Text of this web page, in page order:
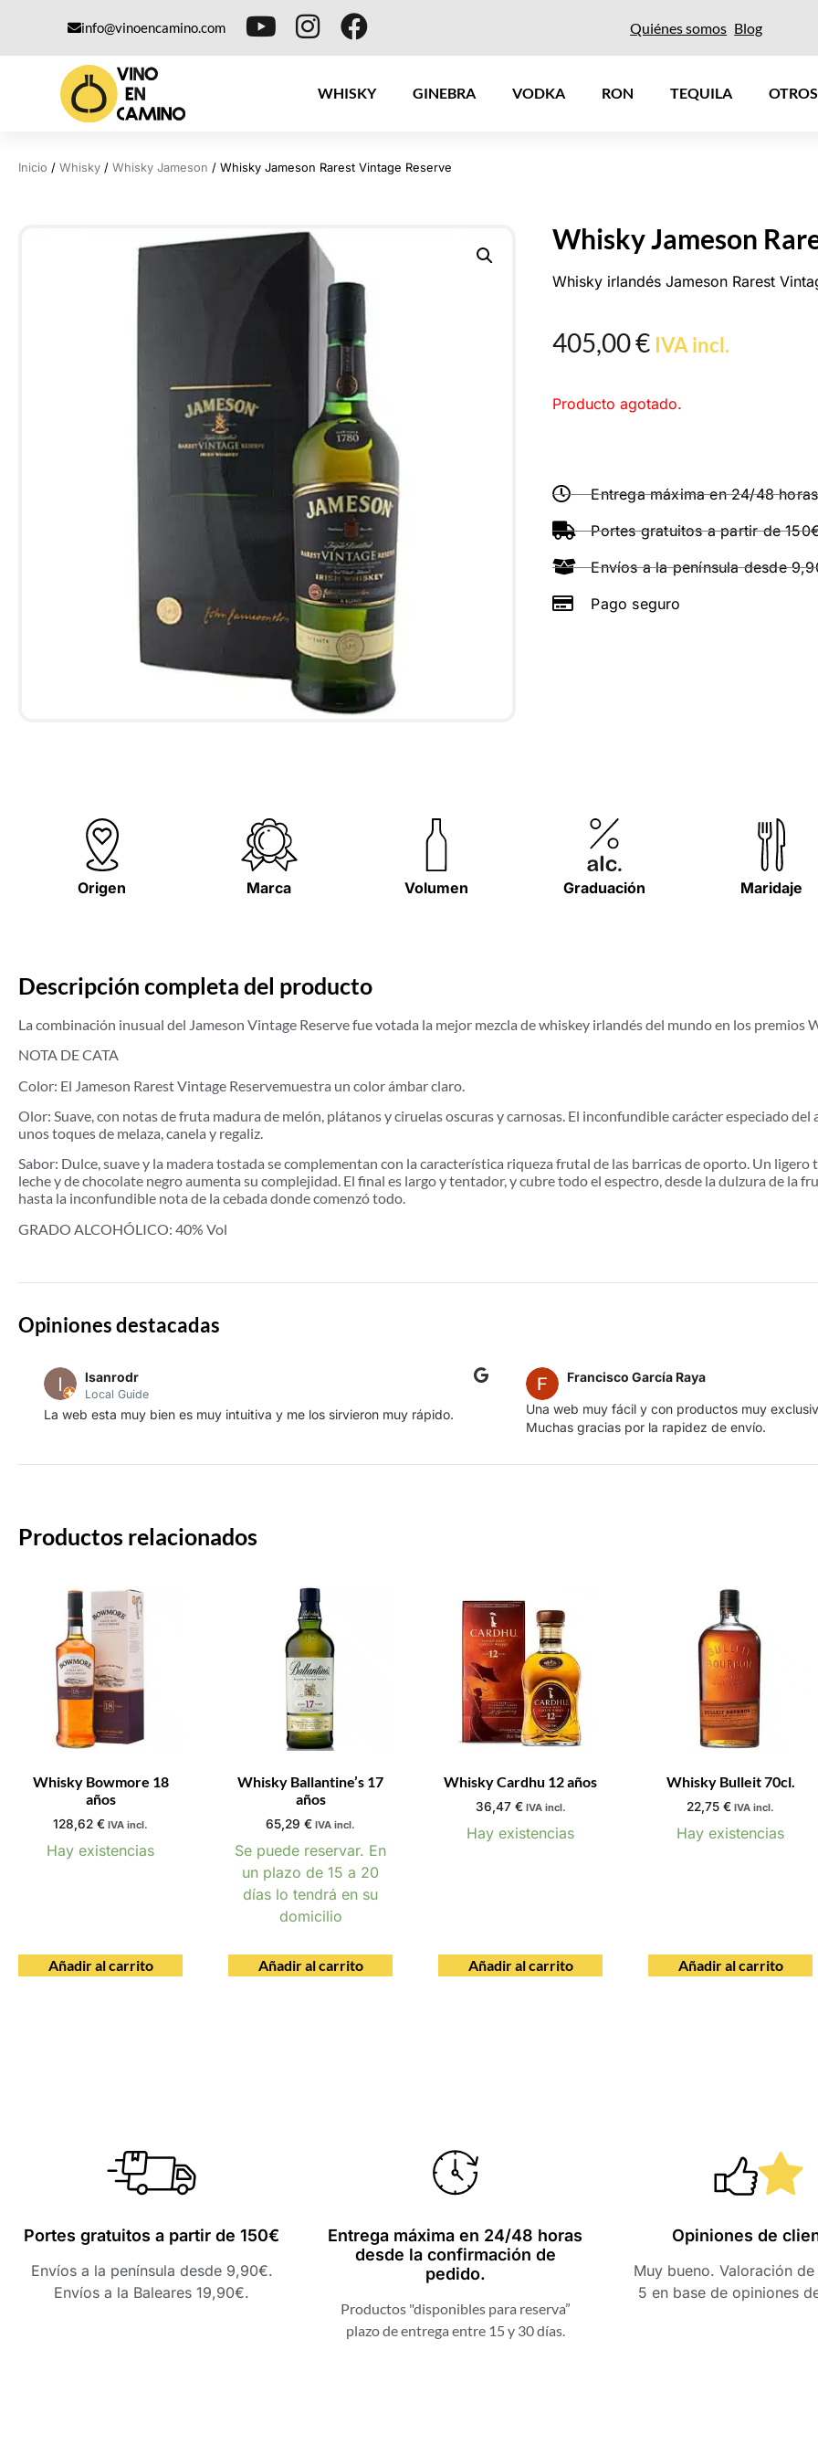
info@vinoencamino.com Quiénes somos Blog
WHISKY GINEBRA VODKA RON TEQUILA
Inicio / Whisky / Whisky Jameson / Whisky Jameson Rarest Vintage Reserve
Whisky Jameson
Whisky irlandés Jameson Rarest
405,00€ IVA incl.
Producto agotado.
Entrega máxima en 24/48 horas
Portes gratuitos a partir de
Envíos a la península desde
Pago seguro
Origen Marca Volumen Graduación Maridaje
Descripción completa del producto
La combinación inusual del Jameson Vintage Reserve fue votada la mejor mezcla de whiskey irlandés del mundo en los premios
NOTA DE CATA
Color: El Jameson Rarest Vintage Reservemuestra un color ámbar claro.
Olor: Suave, con notas de fruta madura de melón, plátanos y ciruelas oscuras y carnosas. El inconfundible carácter especiado del
unos toques de melaza, canela y regaliz.
Sabor: Dulce, suave y la madera tostada se complementan con la característica riqueza frutal de las barricas de oporto. Un ligero
leche y de chocolate negro aumenta su complejidad. El final es largo y tentador, y cubre todo el espectro, desde la dulzura de la
hasta la inconfundible nota de la cebada donde comenzó todo.
GRADO ALCOHÓLICO: 40% Vol
Opiniones destacadas
lsanrodr
Local Guide
La web esta muy bien es muy intuitiva y me los sirvieron muy rápido.
Francisco García Raya
Una web muy fácil y con productos muy
Muchas gracias por la rapidez de envío.
Productos relacionados
Whisky Bowmore 18
años
128,62 € IVA incl.
Hay existencias
Añadir al carrito
Whisky Ballantine’s 17
años
65,29 € IVA incl.
Se puede reservar. En
un plazo de 15 a 20
días lo tendrá en su
domicilio
Añadir al carrito
Whisky Cardhu 12 años
36,47 € IVA incl.
Hay existencias
Añadir al carrito
Whisky Bulleit 70cl.
22,75 € IVA incl.
Hay existencias
Añadir al carrito
Portes gratuitos a partir de 150€
Envíos a la península desde 9,90€.
Envíos a la Baleares 19,90€.
Entrega máxima en 24/48 horas
desde la confirmación de
pedido.
Productos "disponibles para reserva”
plazo de entrega entre 15 y 30 días.
Opiniones de
Muy bueno. Valoración
5 en base de opiniones
Una web muy fácil y con
whisky. Muchas gracias
por la rapidez de envío.
Cristina Morón
Pedraza
Hola, mi
acaba de
brindan.
a ti y a tu